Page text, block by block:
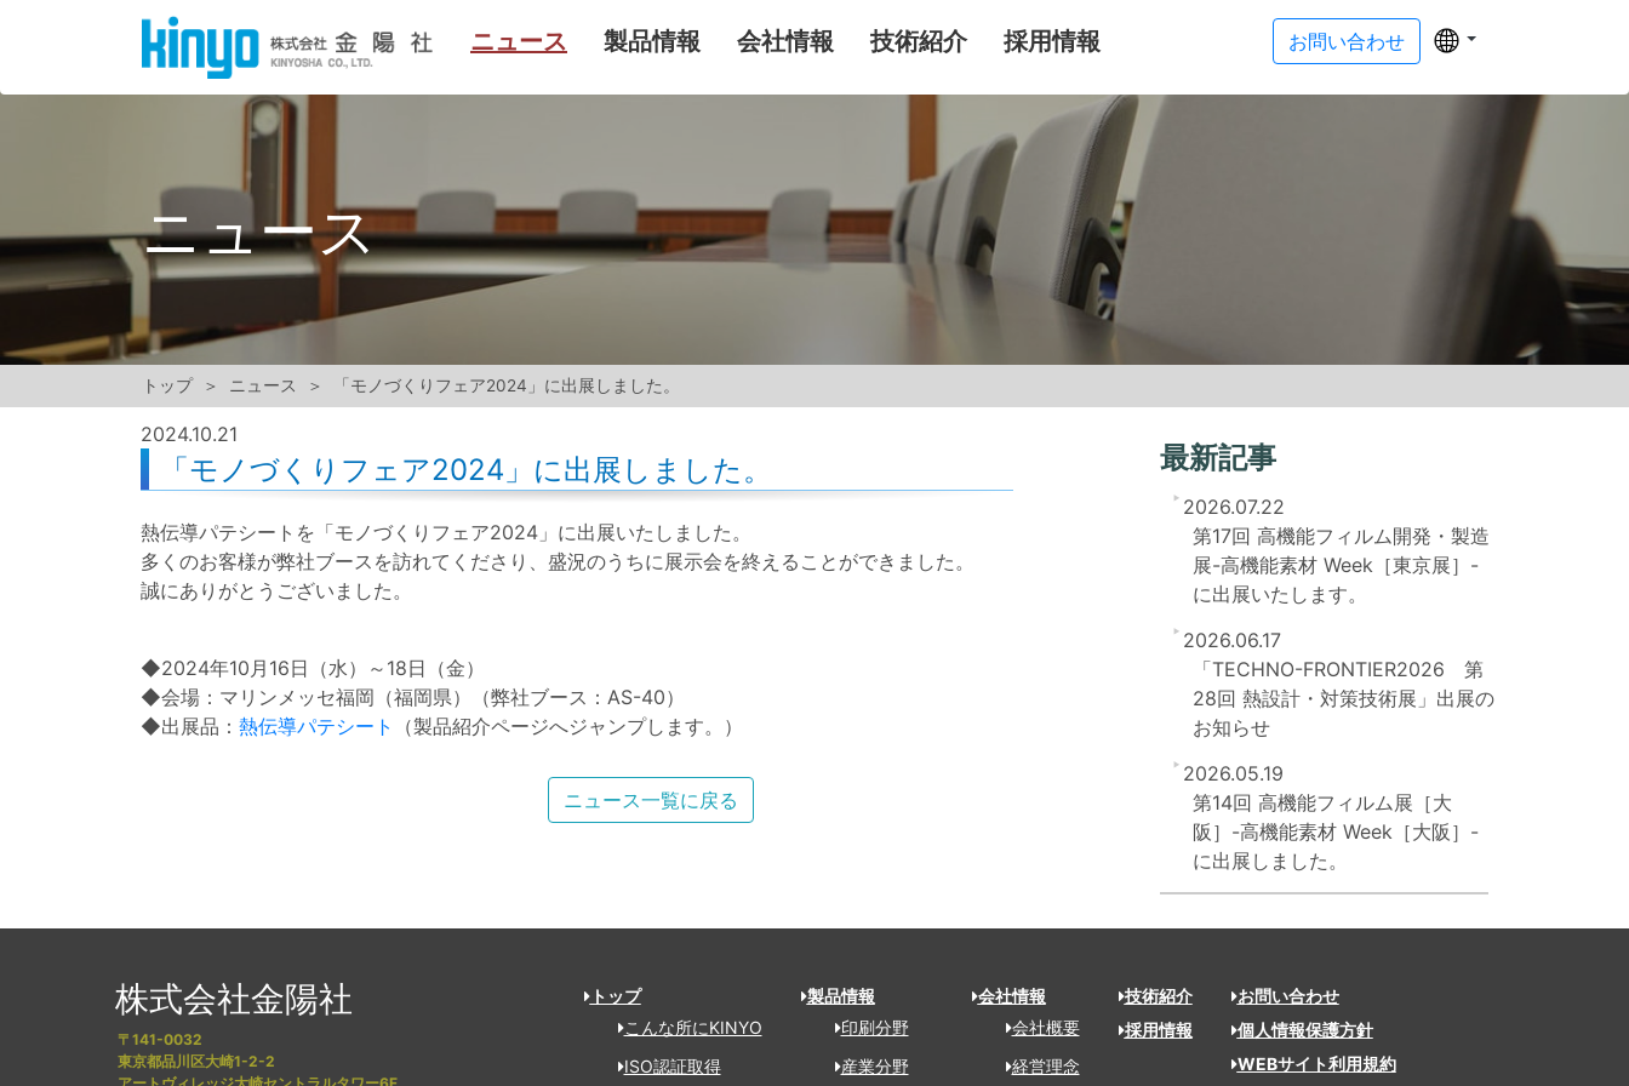
ニュース 製品情報 会社情報 技術紹介 採用情報 お問い合わせ
ニュース
トップ ニュース 「モノづくりフェア2024」に出展しました。
2024.10.21
「モノづくりフェア2024」に出展しました。
熱伝導パテシートを「モノづくりフェア2024」に出展いたしました。
多くのお客様が弊社ブースを訪れてくださり、盛況のうちに展示会を終えることができました。
誠にありがとうございました。
◆2024年10月16日（水）～18日（金）
◆会場：マリンメッセ福岡（福岡県）（弊社ブース：AS-40）
◆出展品： 熱伝導パテシート （製品紹介ページへジャンプします。）
ニュース一覧に戻る
最新記事
2026.07.22
第17回 高機能フィルム開発・製造
展-高機能素材 Week［東京展］-
に出展いたします。
2026.06.17
「TECHNO-FRONTIER2026 第
28回 熱設計・対策技術展」出展の
お知らせ
2026.05.19
第14回 高機能フィルム展［大
阪］-高機能素材 Week［大阪］-
に出展しました。
株式会社金陽社
〒141-0032
東京都品川区大崎1-2-2
トップ
こんな所にKINYO
ISO認証取得
製品情報
印刷分野
産業分野
会社情報
会社概要
経営理念
技術紹介
採用情報
お問い合わせ
個人情報保護方針
WEBサイト利用規約